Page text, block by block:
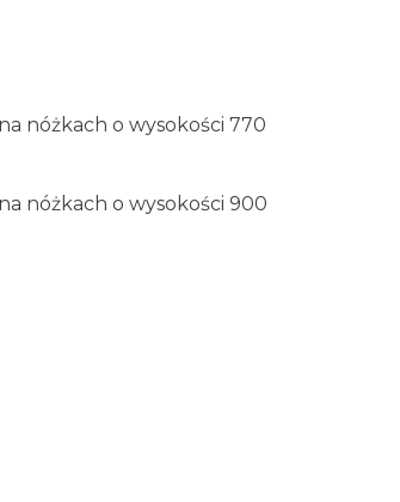
nóżkach o wysokości 770
nóżkach o wysokości 900